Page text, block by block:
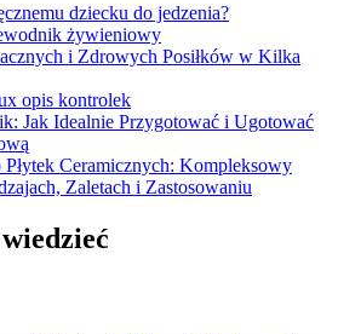
dziecku do jedzenia?
żywieniowy
i Zdrowych Posiłków w Kilka
opis kontrolek
Jak Idealnie Przygotować i Ugotować
Ceramicznych: Kompleksowy
Zaletach i Zastosowaniu